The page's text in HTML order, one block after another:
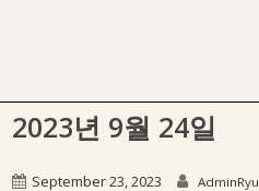
2023년 9월 24일
September 23, 2023 AdminRyu